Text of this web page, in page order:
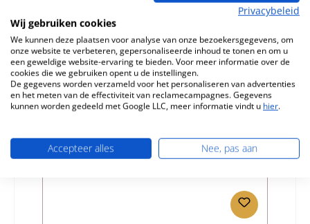
Normale prijs:
€ 239,19
Details
Privacybeleid
Wij gebruiken cookies
We kunnen deze plaatsen voor analyse van onze bezoekersgegevens, om
onze website te verbeteren, gepersonaliseerde inhoud te tonen en om u
een geweldige website-ervaring te bieden. Voor meer informatie over de
cookies die we gebruiken opent u de instellingen.
De gegevens worden verzameld voor het personaliseren van advertenties
en het meten van de effectiviteit van reclamecampagnes. Gegevens
kunnen worden gedeeld met Google LLC, meer informatie vindt u hier.
Accepteer alles Nee, pas aan